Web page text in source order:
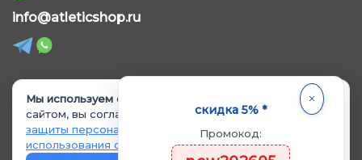
info@atleticshop.ru
Мы используем cookie.
Продолжая пользоваться
сайтом, вы соглашаетесь с
Политикой обработки и
защиты персональных данных
иПолитикой
использования cookie
© 2026 «AtleticShop». Все права защищены
Политика обработки персональных данных
скидка 5% *
Промокод: